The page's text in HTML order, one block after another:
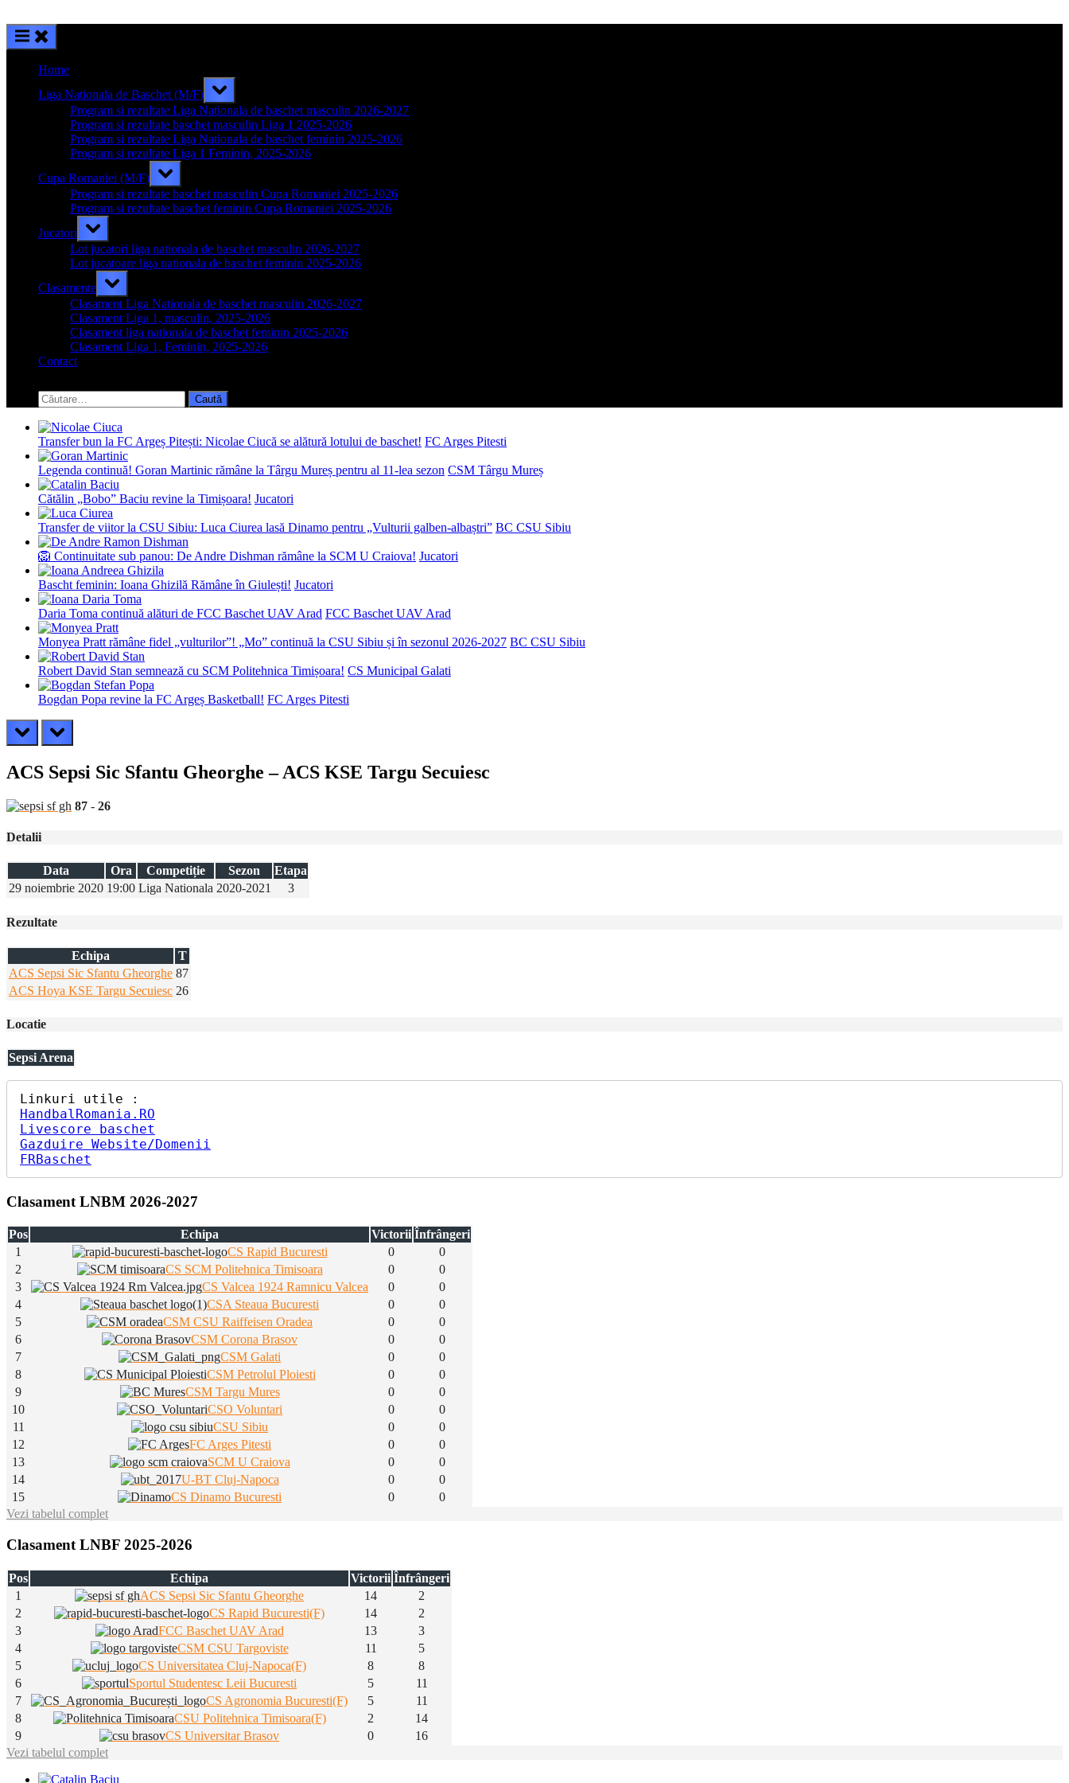
Home
Liga Nationala de Baschet (M/F)
Toggle
sub-
menu
Program si rezultate Liga Nationala de baschet masculin 2026-2027
Program si rezultate baschet masculin Liga 1 2025-2026
Program si rezultate Liga Nationala de baschet feminin 2025-2026
Program si rezultate Liga 1 Feminin, 2025-2026
Cupa Romaniei (M/F)
Toggle
sub-
menu
Program si rezultate baschet masculin Cupa Romaniei 2025-2026
Program si rezultate baschet feminin Cupa Romaniei 2025-2026
Jucatori
Toggle
sub-
menu
Lot jucatori liga nationala de baschet masculin 2026-2027
Lot jucatoare liga nationala de baschet feminin 2025-2026
Clasamente
Toggle
sub-
menu
Clasament Liga Nationala de baschet masculin 2026-2027
Clasament Liga 1, masculin, 2025-2026
Clasament liga nationala de baschet feminin 2025-2026
Clasament Liga 1, Feminin, 2025-2026
Contact
search
form
Caută
după:
Transfer bun la FC Argeș Pitești: Nicolae Ciucă se alătură lotului de baschet! FC Arges Pitesti
Legenda continuă! Goran Martinic rămâne la Târgu Mureș pentru al 11-lea sezon CSM Târgu Mureș
Cătălin „Bobo” Baciu revine la Timișoara! Jucatori
Transfer de viitor la CSU Sibiu: Luca Ciurea lasă Dinamo pentru „Vulturii galben-albaștri” BC CSU Sibiu
🦁 Continuitate sub panou: De Andre Dishman rămâne la SCM U Craiova! Jucatori
Bascht feminin: Ioana Ghizilă Rămâne în Giulești! Jucatori
Daria Toma continuă alături de FCC Baschet UAV Arad FCC Baschet UAV Arad
Monyea Pratt rămâne fidel „vulturilor”! „Mo” continuă la CSU Sibiu și în sezonul 2026-2027 BC CSU Sibiu
Robert David Stan semnează cu SCM Politehnica Timișoara! CS Municipal Galati
Bogdan Popa revine la FC Argeș Basketball! FC Arges Pitesti
prev next
ACS Sepsi Sic Sfantu Gheorghe – ACS KSE Targu Secuiesc
87 - 26
Detalii
Data Ora Competiție Sezon
Etapa
29 noiembrie 2020 19:00 Liga Nationala 2020-2021 3
Rezultate
Echipa
T
ACS Sepsi Sic Sfantu Gheorghe 87
ACS Hoya KSE Targu Secuiesc 26
Locatie
Sepsi Arena
HandbalRomania.RO
Livescore baschet
Gazduire Website/Domenii
FRBaschet
Clasament LNBM 2026-2027
Pos Echipa Victorii Înfrângeri
1
CS Rapid Bucuresti 0
0
2
CS SCM Politehnica Timisoara 0
0
3
CS Valcea 1924 Ramnicu Valcea 0
0
4
CSA Steaua Bucuresti 0
0
5
CSM CSU Raiffeisen Oradea 0
0
6
CSM Corona Brasov 0
0
7
CSM Galati 0
0
8
CSM Petrolul Ploiesti 0
0
9
CSM Targu Mures 0
0
10
CSO Voluntari 0
0
11
CSU Sibiu 0
0
12
FC Arges Pitesti 0
0
13
SCM U Craiova 0
0
14
U-BT Cluj-Napoca 0
0
15
CS Dinamo Bucuresti 0
0
Vezi tabelul complet
Clasament LNBF 2025-2026
Pos Echipa Victorii Înfrângeri
1
ACS Sepsi Sic Sfantu Gheorghe 14
2
2
CS Rapid Bucuresti(F) 14
2
3
FCC Baschet UAV Arad 13
3
4
CSM CSU Targoviste 11
5
5
CS Universitatea Cluj-Napoca(F) 8
8
6
Sportul Studentesc Leii Bucuresti 5
11
7
CS Agronomia Bucuresti(F) 5
11
8
CSU Politehnica Timisoara(F) 2
14
9
CS Universitar Brasov 0
16
Vezi tabelul complet